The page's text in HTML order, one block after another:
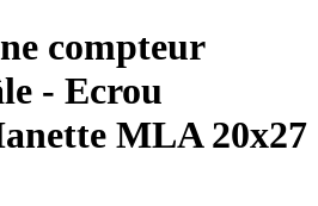
compteur
- Ecrou
MLA 20x27